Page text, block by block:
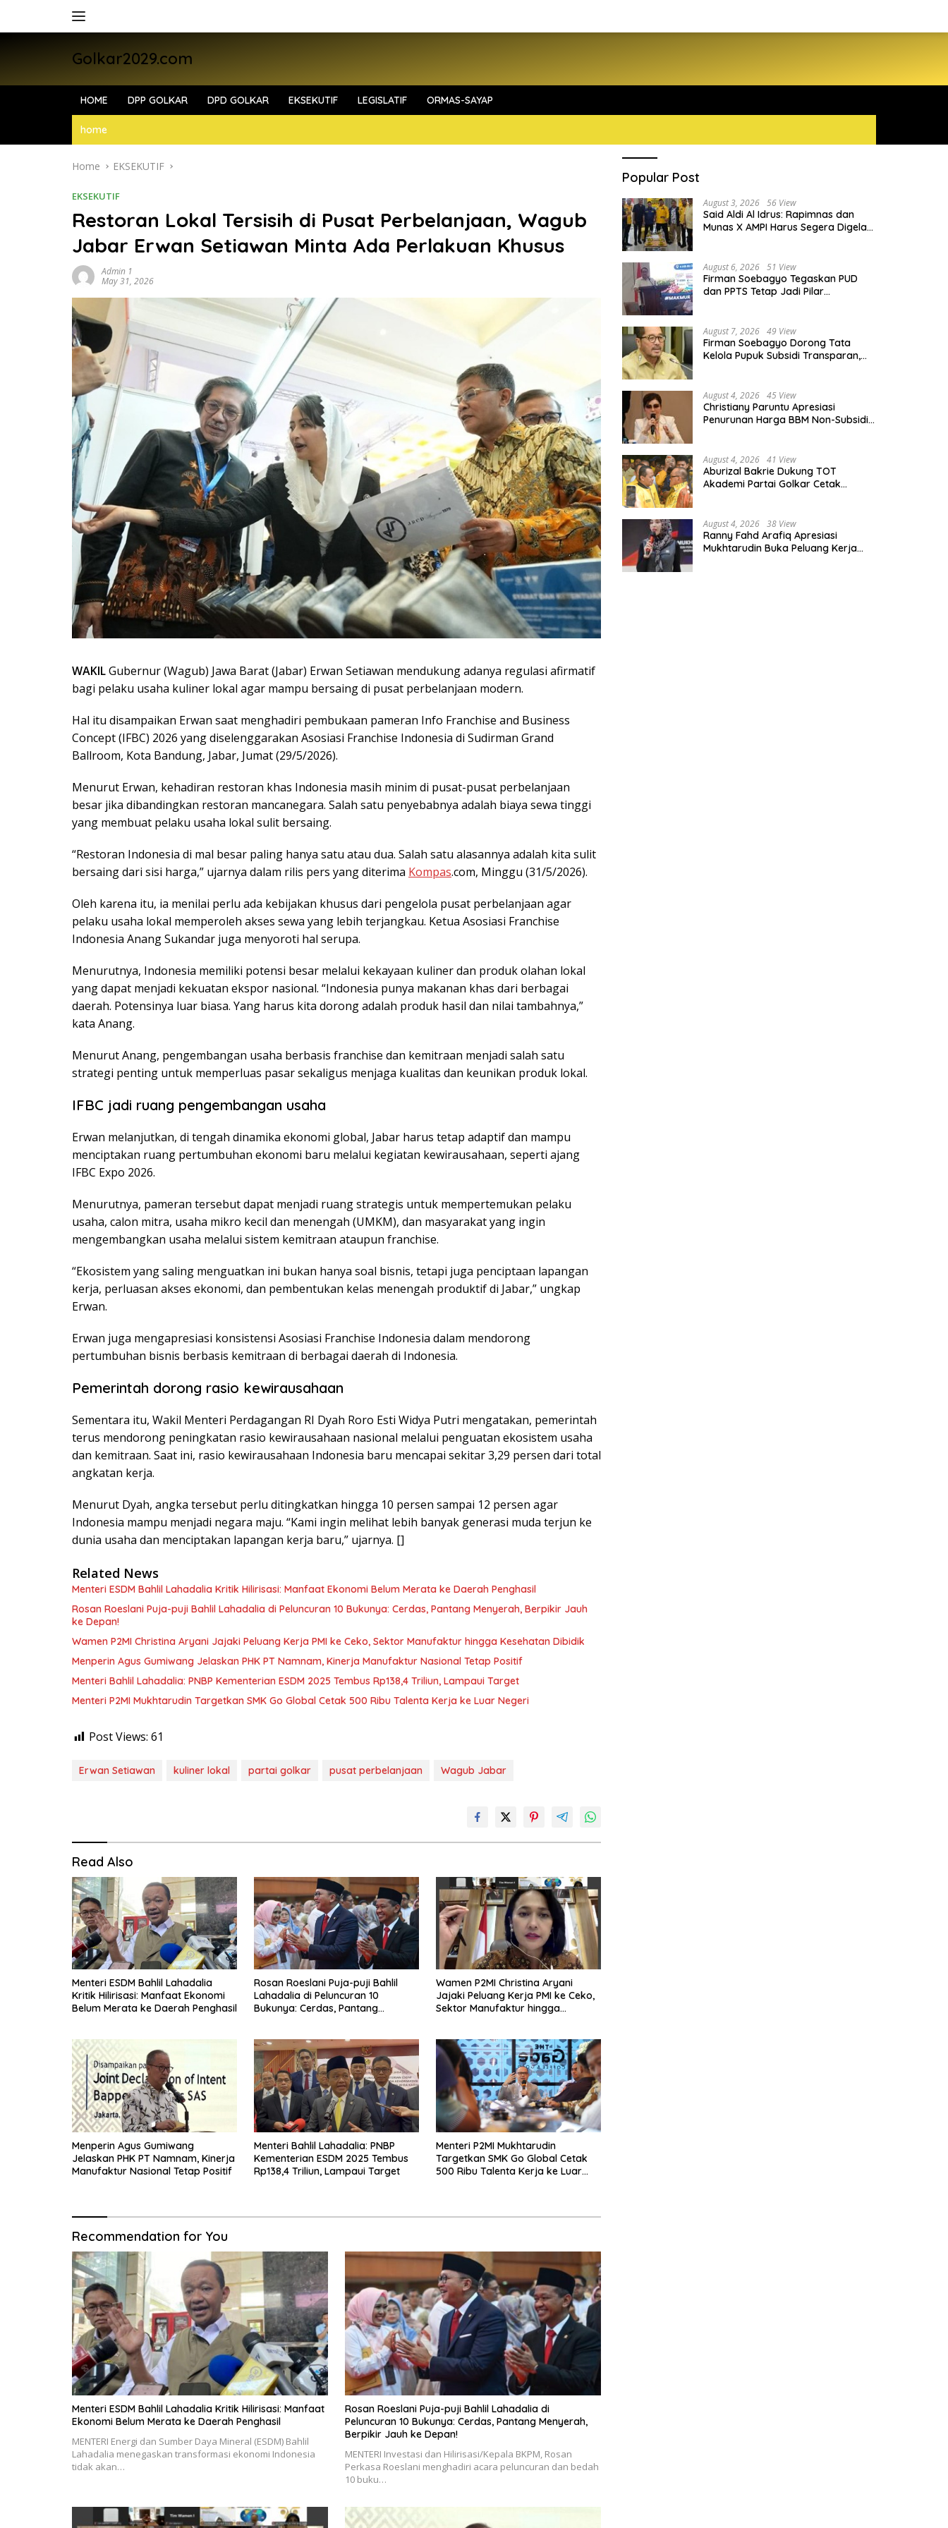
Golkar2029.com
HOME DPP GOLKAR DPD GOLKAR EKSEKUTIF LEGISLATIF ORMAS-SAYAP
home
Home EKSEKUTIF
EKSEKUTIF
Restoran Lokal Tersisih di Pusat Perbelanjaan, Wagub
Jabar Erwan Setiawan Minta Ada Perlakuan Khusus
Admin 1
May 31, 2026
WAKILGubernur (Wagub) Jawa Barat (Jabar) Erwan Setiawan mendukung adanya regulasi afirmatif
bagi pelaku usaha kuliner lokal agar mampu bersaing di pusat perbelanjaan modern.
Hal itu disampaikan Erwan saat menghadiri pembukaan pameran Info Franchise and Business
Concept (IFBC) 2026 yang diselenggarakan Asosiasi Franchise Indonesia di Sudirman Grand
Ballroom, Kota Bandung, Jabar, Jumat (29/5/2026).
Menurut Erwan, kehadiran restoran khas Indonesia masih minim di pusat-pusat perbelanjaan
besar jika dibandingkan restoran mancanegara. Salah satu penyebabnya adalah biaya sewa tinggi
yang membuat pelaku usaha lokal sulit bersaing.
“Restoran Indonesia di mal besar paling hanya satu atau dua. Salah satu alasannya adalah kita sulit
bersaing dari sisi harga,” ujarnya dalam rilis pers yang diterima Kompas.com, Minggu (31/5/2026).
Oleh karena itu, ia menilai perlu ada kebijakan khusus dari pengelola pusat perbelanjaan agar
pelaku usaha lokal memperoleh akses sewa yang lebih terjangkau. Ketua Asosiasi Franchise
Indonesia Anang Sukandar juga menyoroti hal serupa.
Menurutnya, Indonesia memiliki potensi besar melalui kekayaan kuliner dan produk olahan lokal
yang dapat menjadi kekuatan ekspor nasional. “Indonesia punya makanan khas dari berbagai
daerah. Potensinya luar biasa. Yang harus kita dorong adalah produk hasil dan nilai tambahnya,”
kata Anang.
Menurut Anang, pengembangan usaha berbasis franchise dan kemitraan menjadi salah satu
strategi penting untuk memperluas pasar sekaligus menjaga kualitas dan keunikan produk lokal.
IFBC jadi ruang pengembangan usaha
Erwan melanjutkan, di tengah dinamika ekonomi global, Jabar harus tetap adaptif dan mampu
menciptakan ruang pertumbuhan ekonomi baru melalui kegiatan kewirausahaan, seperti ajang
IFBC Expo 2026.
Menurutnya, pameran tersebut dapat menjadi ruang strategis untuk mempertemukan pelaku
usaha, calon mitra, usaha mikro kecil dan menengah (UMKM), dan masyarakat yang ingin
mengembangkan usaha melalui sistem kemitraan ataupun franchise.
“Ekosistem yang saling menguatkan ini bukan hanya soal bisnis, tetapi juga penciptaan lapangan
kerja, perluasan akses ekonomi, dan pembentukan kelas menengah produktif di Jabar,” ungkap
Erwan.
Erwan juga mengapresiasi konsistensi Asosiasi Franchise Indonesia dalam mendorong
pertumbuhan bisnis berbasis kemitraan di berbagai daerah di Indonesia.
Pemerintah dorong rasio kewirausahaan
Sementara itu, Wakil Menteri Perdagangan RI Dyah Roro Esti Widya Putri mengatakan, pemerintah
terus mendorong peningkatan rasio kewirausahaan nasional melalui penguatan ekosistem usaha
dan kemitraan. Saat ini, rasio kewirausahaan Indonesia baru mencapai sekitar 3,29 persen dari total
angkatan kerja.
Menurut Dyah, angka tersebut perlu ditingkatkan hingga 10 persen sampai 12 persen agar
Indonesia mampu menjadi negara maju. “Kami ingin melihat lebih banyak generasi muda terjun ke
dunia usaha dan menciptakan lapangan kerja baru,” ujarnya. []
Related News
Menteri ESDM Bahlil Lahadalia Kritik Hilirisasi: Manfaat Ekonomi Belum Merata ke Daerah Penghasil
Rosan Roeslani Puja-puji Bahlil Lahadalia di Peluncuran 10 Bukunya: Cerdas, Pantang Menyerah, Berpikir Jauh
ke Depan!
Wamen P2MI Christina Aryani Jajaki Peluang Kerja PMI ke Ceko, Sektor Manufaktur hingga Kesehatan Dibidik
Menperin Agus Gumiwang Jelaskan PHK PT Namnam, Kinerja Manufaktur Nasional Tetap Positif
Menteri Bahlil Lahadalia: PNBP Kementerian ESDM 2025 Tembus Rp138,4 Triliun, Lampaui Target
Menteri P2MI Mukhtarudin Targetkan SMK Go Global Cetak 500 Ribu Talenta Kerja ke Luar Negeri
Post Views: 61
Erwan Setiawan kuliner lokal partai golkar pusat perbelanjaan Wagub Jabar
Read Also
Menteri ESDM Bahlil Lahadalia
Kritik Hilirisasi: Manfaat Ekonomi
Belum Merata ke Daerah Penghasil
Rosan Roeslani Puja-puji Bahlil
Lahadalia di Peluncuran 10
Bukunya: Cerdas, Pantang
Wamen P2MI Christina Aryani
Jajaki Peluang Kerja PMI ke Ceko,
Sektor Manufaktur hingga
Menperin Agus Gumiwang
Jelaskan PHK PT Namnam, Kinerja
Manufaktur Nasional Tetap Positif
Menteri Bahlil Lahadalia: PNBP
Kementerian ESDM 2025 Tembus
Rp138,4 Triliun, Lampaui Target
Menteri P2MI Mukhtarudin
Targetkan SMK Go Global Cetak
500 Ribu Talenta Kerja ke Luar
Recommendation for You
Menteri ESDM Bahlil Lahadalia Kritik Hilirisasi: Manfaat
Ekonomi Belum Merata ke Daerah Penghasil
MENTERI Energi dan Sumber Daya Mineral (ESDM) Bahlil
Lahadalia menegaskan transformasi ekonomi Indonesia
tidak akan…
Rosan Roeslani Puja-puji Bahlil Lahadalia di
Peluncuran 10 Bukunya: Cerdas, Pantang Menyerah,
Berpikir Jauh ke Depan!
MENTERI Investasi dan Hilirisasi/Kepala BKPM, Rosan
Perkasa Roeslani menghadiri acara peluncuran dan bedah
10 buku…
Popular Post
August 3, 2026 56 View
Said Aldi Al Idrus: Rapimnas dan
Munas X AMPI Harus Segera Digelar
August 6, 2026 51 View
Firman Soebagyo Tegaskan PUD
dan PPTS Tetap Jadi Pilar
August 7, 2026 49 View
Firman Soebagyo Dorong Tata
Kelola Pupuk Subsidi Transparan,
August 4, 2026 45 View
Christiany Paruntu Apresiasi
Penurunan Harga BBM Non-Subsidi,
August 4, 2026 41 View
Aburizal Bakrie Dukung TOT
Akademi Partai Golkar Cetak
August 4, 2026 38 View
Ranny Fahd Arafiq Apresiasi
Mukhtarudin Buka Peluang Kerja